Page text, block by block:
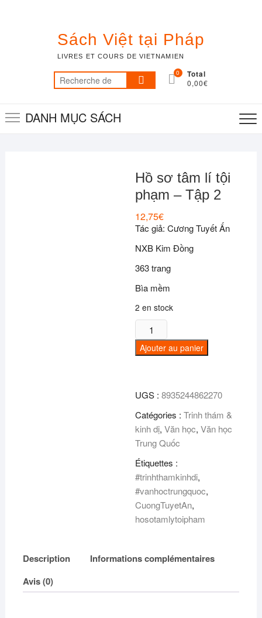
Sách Việt tại Pháp
LIVRES ET COURS DE VIETNAMIEN
Recherche
pour :
0 Total
0,00€
DANH MỤC SÁCH
Hồ sơ tâm lí tội
phạm – Tập 2
12,75€
Tác giả: Cương Tuyết Ấn
NXB Kim Đồng
363 trang
Bìa mềm
2 en stock
quantité
de
Hồ
lí
tội
phạm
-
2
Ajouter au panier
UGS :8935244862270
Catégories :Trinh thám &
kinh dị,Văn học,Văn học
Trung Quốc
Étiquettes :
#trinhthamkinhdi,
#vanhoctrungquoc,
CuongTuyetAn,
hosotamlytoipham
Description
Informations complémentaires
Avis (0)